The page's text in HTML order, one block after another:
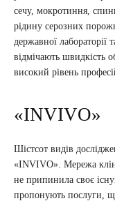
сечу, мокротиння,
рідину серозних
державної
відмічають швидкість
високий рівень
«INVIVO»
Шістсот видів
«INVIVO». Мережа
не припинила своє
пропонують послуги,